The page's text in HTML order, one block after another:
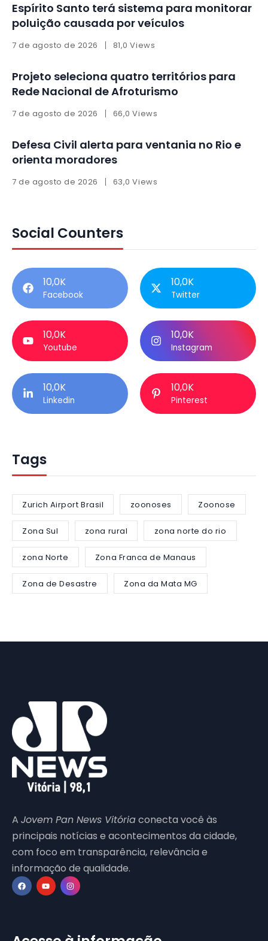
Espírito Santo terá sistema para monitorar
poluição causada por veículos
7 de agosto de 2026 81,0 Views
Projeto seleciona quatro territórios para
Rede Nacional de Afroturismo
7 de agosto de 2026 66,0 Views
Defesa Civil alerta para ventania no Rio e
orienta moradores
7 de agosto de 2026 63,0 Views
Social Counters
10,0K
Facebook
10,0K
Twitter
10,0K
Youtube
10,0K
Instagram
10,0K
Linkedin
10,0K
Pinterest
Tags
Zurich Airport Brasil zoonoses Zoonose
Zona Sul zona rural zona norte do rio
zona Norte Zona Franca de Manaus
Zona de Desastre Zona da Mata MG
A Jovem Pan News Vitóriaconecta você às
principais notícias e acontecimentos da cidade,
com foco em transparência, relevância e
informação de qualidade.